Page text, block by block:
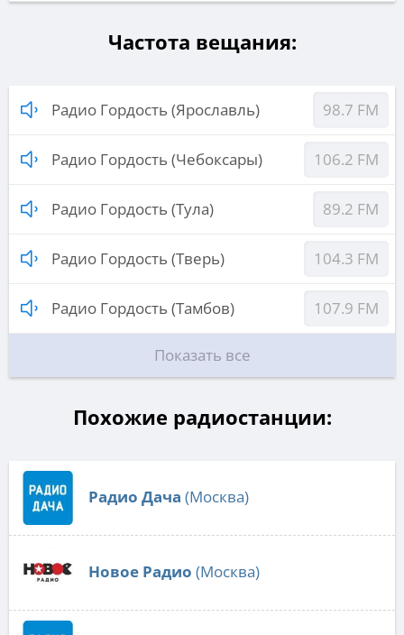
Частота вещания:
Радио Гордость (Ярославль) 98.7 FM
Радио Гордость (Чебоксары) 106.2 FM
Радио Гордость (Тула) 89.2 FM
Радио Гордость (Тверь) 104.3 FM
Радио Гордость (Тамбов) 107.9 FM
Показать все
Похожие радиостанции:
Радио Дача (Москва)
Новое Радио (Москва)